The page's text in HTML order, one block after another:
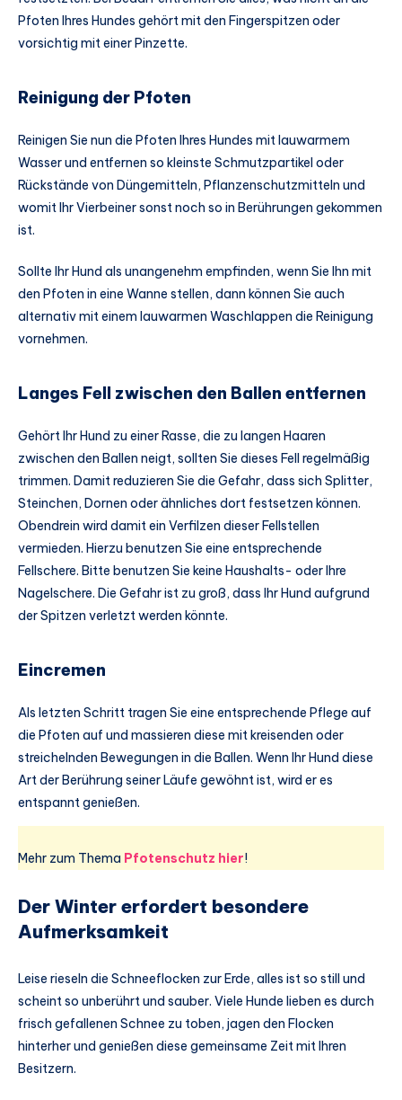
Pfoten Ihres Hundes gehört mit den Fingerspitzen oder
vorsichtig mit einer Pinzette.
Reinigung der Pfoten
Reinigen Sie nun die Pfoten Ihres Hundes mit lauwarmem
Wasser und entfernen so kleinste Schmutzpartikel oder
Rückstände von Düngemitteln, Pflanzenschutzmitteln und
womit Ihr Vierbeiner sonst noch so in Berührungen gekommen
ist.
Sollte Ihr Hund als unangenehm empfinden, wenn Sie Ihn mit
den Pfoten in eine Wanne stellen, dann können Sie auch
alternativ mit einem lauwarmen Waschlappen die Reinigung
vornehmen.
Langes Fell zwischen den Ballen entfernen
Gehört Ihr Hund zu einer Rasse, die zu langen Haaren
zwischen den Ballen neigt, sollten Sie dieses Fell regelmäßig
trimmen. Damit reduzieren Sie die Gefahr, dass sich Splitter,
Steinchen, Dornen oder ähnliches dort festsetzen können.
Obendrein wird damit ein Verfilzen dieser Fellstellen
vermieden. Hierzu benutzen Sie eine entsprechende
Fellschere. Bitte benutzen Sie keine Haushalts- oder Ihre
Nagelschere. Die Gefahr ist zu groß, dass Ihr Hund aufgrund
der Spitzen verletzt werden könnte.
Eincremen
Als letzten Schritt tragen Sie eine entsprechende Pflege auf
die Pfoten auf und massieren diese mit kreisenden oder
streichelnden Bewegungen in die Ballen. Wenn Ihr Hund diese
Art der Berührung seiner Läufe gewöhnt ist, wird er es
entspannt genießen.
Mehr zum Thema Pfotenschutz hier!
Der Winter erfordert besondere
Aufmerksamkeit
Leise rieseln die Schneeflocken zur Erde, alles ist so still und
scheint so unberührt und sauber. Viele Hunde lieben es durch
frisch gefallenen Schnee zu toben, jagen den Flocken
hinterher und genießen diese gemeinsame Zeit mit Ihren
Besitzern.